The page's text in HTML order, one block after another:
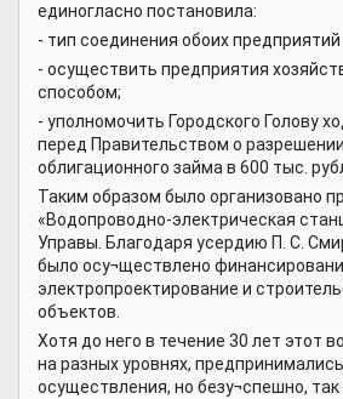
единогласно постановила:
- тип соединения обоих предприятий
- осуществить предприятия
способом;
- уполномочить Городского Голову
перед Правительством о
облигационного займа в 600 тыс.
Таким образом было организовано
«Водопроводно-электрическая
Управы. Благодаря усердию П. С.
было осу¬ществлено
электропроектирование и
объектов.
Хотя до него в течение 30 лет этот
на разных уровнях,
осуществления, но безу¬спешно, так